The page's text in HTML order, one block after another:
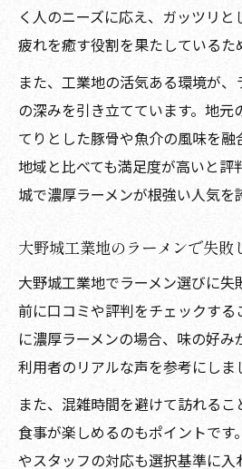
く人のニーズに応え、ガッツリ
疲れを癒す役割を果たしているた
また、工業地の活気ある環境が
の深みを引き立てています。地元
てりとした豚骨や魚介の風味を
地域と比べても満足度が高いと評
城で濃厚ラーメンが根強い人気を
大野城工業地のラーメンで失敗
大野城工業地でラーメン選びに
前に口コミや評判をチェックする
に濃厚ラーメンの場合、味の好み
利用者のリアルな声を参考にしま
また、混雑時間を避けて訪れる
食事が楽しめるのもポイントです
やスタッフの対応も選択基準に